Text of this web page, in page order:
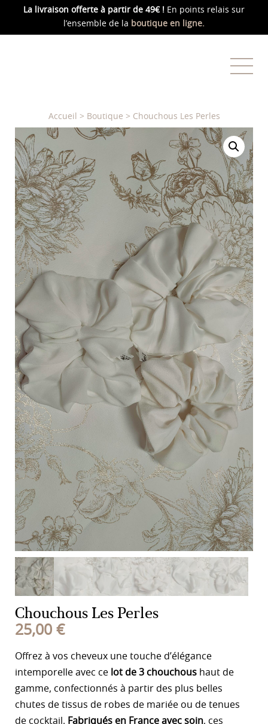
La livraison offerte à partir de 49€ ! En points relais sur
l’ensemble de la boutique en ligne.
Accueil > Boutique > Chouchous Les Perles
Chouchous Les Perles
25,00 €
Offrez à vos cheveux une touche d’élégance
intemporelle avec ce lot de 3 chouchous haut de
gamme, confectionnés à partir des plus belles
chutes de tissus de robes de mariée ou de tenues
de cocktail. Fabriqués en France avec soin, ces